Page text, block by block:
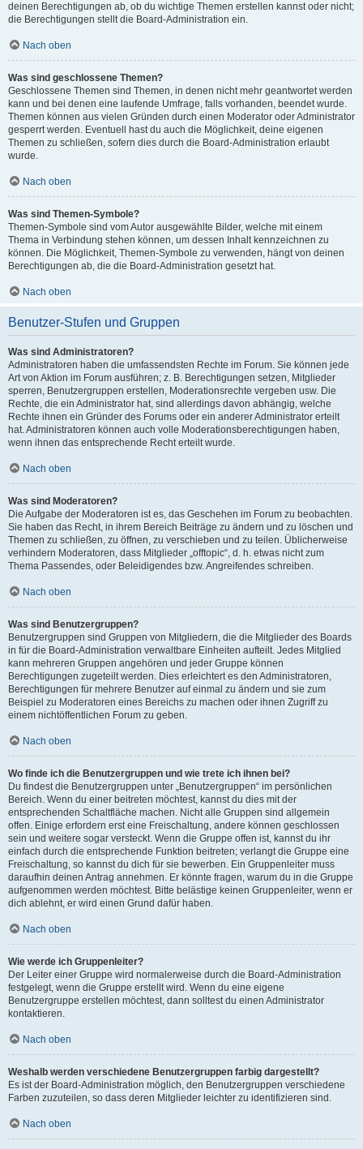
deinen Berechtigungen ab, ob du wichtige Themen erstellen kannst oder nicht;
die Berechtigungen stellt die Board-Administration ein.
Nach oben
Was sind geschlossene Themen?
Geschlossene Themen sind Themen, in denen nicht mehr geantwortet werden
kann und bei denen eine laufende Umfrage, falls vorhanden, beendet wurde.
Themen können aus vielen Gründen durch einen Moderator oder Administrator
gesperrt werden. Eventuell hast du auch die Möglichkeit, deine eigenen
Themen zu schließen, sofern dies durch die Board-Administration erlaubt
wurde.
Nach oben
Was sind Themen-Symbole?
Themen-Symbole sind vom Autor ausgewählte Bilder, welche mit einem
Thema in Verbindung stehen können, um dessen Inhalt kennzeichnen zu
können. Die Möglichkeit, Themen-Symbole zu verwenden, hängt von deinen
Berechtigungen ab, die die Board-Administration gesetzt hat.
Nach oben
Benutzer-Stufen und Gruppen
Was sind Administratoren?
Administratoren haben die umfassendsten Rechte im Forum. Sie können jede
Art von Aktion im Forum ausführen; z. B. Berechtigungen setzen, Mitglieder
sperren, Benutzergruppen erstellen, Moderationsrechte vergeben usw. Die
Rechte, die ein Administrator hat, sind allerdings davon abhängig, welche
Rechte ihnen ein Gründer des Forums oder ein anderer Administrator erteilt
hat. Administratoren können auch volle Moderationsberechtigungen haben,
wenn ihnen das entsprechende Recht erteilt wurde.
Nach oben
Was sind Moderatoren?
Die Aufgabe der Moderatoren ist es, das Geschehen im Forum zu beobachten.
Sie haben das Recht, in ihrem Bereich Beiträge zu ändern und zu löschen und
Themen zu schließen, zu öffnen, zu verschieben und zu teilen. Üblicherweise
verhindern Moderatoren, dass Mitglieder „offtopic“, d. h. etwas nicht zum
Thema Passendes, oder Beleidigendes bzw. Angreifendes schreiben.
Nach oben
Was sind Benutzergruppen?
Benutzergruppen sind Gruppen von Mitgliedern, die die Mitglieder des Boards
in für die Board-Administration verwaltbare Einheiten aufteilt. Jedes Mitglied
kann mehreren Gruppen angehören und jeder Gruppe können
Berechtigungen zugeteilt werden. Dies erleichtert es den Administratoren,
Berechtigungen für mehrere Benutzer auf einmal zu ändern und sie zum
Beispiel zu Moderatoren eines Bereichs zu machen oder ihnen Zugriff zu
einem nichtöffentlichen Forum zu geben.
Nach oben
Wo finde ich die Benutzergruppen und wie trete ich ihnen bei?
Du findest die Benutzergruppen unter „Benutzergruppen“ im persönlichen
Bereich. Wenn du einer beitreten möchtest, kannst du dies mit der
entsprechenden Schaltfläche machen. Nicht alle Gruppen sind allgemein
offen. Einige erfordern erst eine Freischaltung, andere können geschlossen
sein und weitere sogar versteckt. Wenn die Gruppe offen ist, kannst du ihr
einfach durch die entsprechende Funktion beitreten; verlangt die Gruppe eine
Freischaltung, so kannst du dich für sie bewerben. Ein Gruppenleiter muss
daraufhin deinen Antrag annehmen. Er könnte fragen, warum du in die Gruppe
aufgenommen werden möchtest. Bitte belästige keinen Gruppenleiter, wenn er
dich ablehnt, er wird einen Grund dafür haben.
Nach oben
Wie werde ich Gruppenleiter?
Der Leiter einer Gruppe wird normalerweise durch die Board-Administration
festgelegt, wenn die Gruppe erstellt wird. Wenn du eine eigene
Benutzergruppe erstellen möchtest, dann solltest du einen Administrator
kontaktieren.
Nach oben
Weshalb werden verschiedene Benutzergruppen farbig dargestellt?
Es ist der Board-Administration möglich, den Benutzergruppen verschiedene
Farben zuzuteilen, so dass deren Mitglieder leichter zu identifizieren sind.
Nach oben